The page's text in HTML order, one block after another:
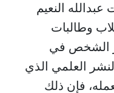
النعيم
وطالبات
الشخص في
العلمي الذي
فإن ذلك